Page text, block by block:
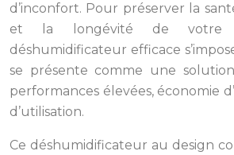
d’inconfort. Pour préserver la
et la longévité de votre
déshumidificateur efficace
se présente comme une
performances élevées, économie
d’utilisation.
Ce déshumidificateur au design